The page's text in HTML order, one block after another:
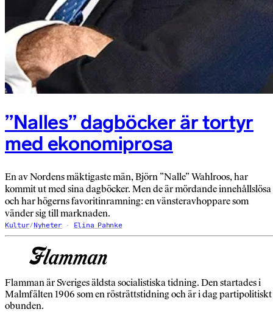
”Nalles” dagböcker är tortyr
med ekonomiprosa
En av Nordens mäktigaste män, Björn ”Nalle” Wahlroos, har
kommit ut med sina dagböcker. Men de är mördande innehållslösa
och har högerns favoritinramning: en vänster­avhoppare som
vänder sig till marknaden.
Kultur/Nyheter Elina Pahnke
Flamman är Sveriges äldsta socialistiska tidning. Den startades i
Malmfälten 1906 som en rösträttstidning och är i dag partipolitiskt
obunden.